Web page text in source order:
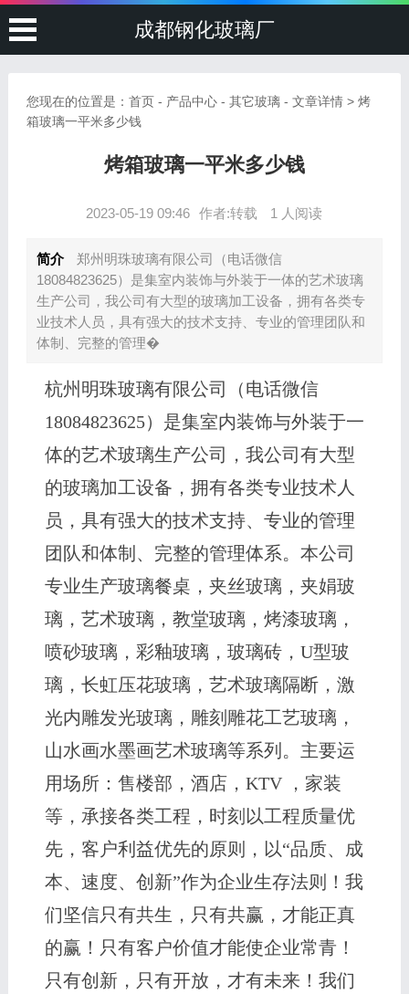
成都钢化玻璃厂
您现在的位置是： 首页- 产品中心- 其它玻璃- 文章详情 > 烤
箱玻璃一平米多少钱
烤箱玻璃一平米多少钱
2023-05-19 09:46 作者:转载 1 人阅读
简介
郑州明珠玻璃有限公司（电话微信
18084823625）是集室内装饰与外装于一体的艺术玻璃
生产公司，我公司有大型的玻璃加工设备，拥有各类专
业技术人员，具有强大的技术支持、专业的管理团队和
体制、完整的管理�
杭州明珠玻璃有限公司（电话微信
18084823625）是集室内装饰与外装于一
体的艺术玻璃生产公司，我公司有大型
的玻璃加工设备，拥有各类专业技术人
员，具有强大的技术支持、专业的管理
团队和体制、完整的管理体系。本公司
专业生产玻璃餐桌，夹丝玻璃，夹娟玻
璃，艺术玻璃，教堂玻璃，烤漆玻璃，
喷砂玻璃，彩釉玻璃，玻璃砖，U型玻
璃，长虹压花玻璃，艺术玻璃隔断，激
光内雕发光玻璃，雕刻雕花工艺玻璃，
山水画水墨画艺术玻璃等系列。主要运
用场所：售楼部，酒店，KTV ，家装
等，承接各类工程，时刻以工程质量优
先，客户利益优先的原则，以“品质、成
本、速度、创新”作为企业生存法则！我
们坚信只有共生，只有共赢，才能正真
的赢！只有客户价值才能使企业常青！
只有创新，只有开放，才有未来！我们